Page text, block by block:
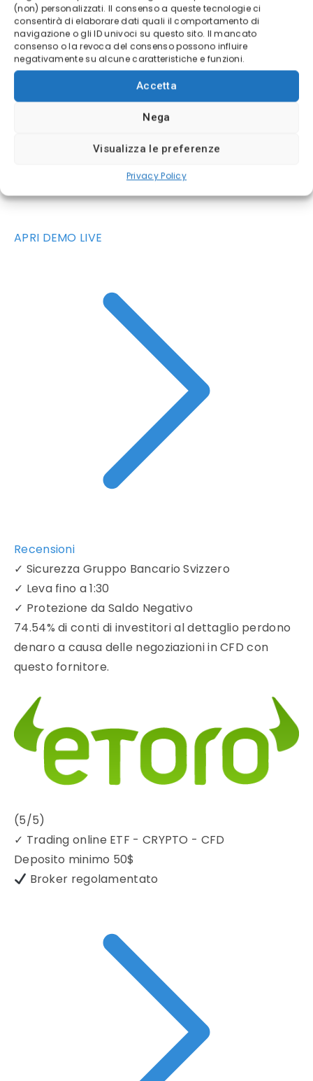
(non) personalizzati. Il consenso a queste tecnologie ci
consentirà di elaborare dati quali il comportamento di
navigazione o gli ID univoci su questo sito. Il mancato
consenso o la revoca del consenso possono influire
negativamente su alcune caratteristiche e funzioni.
Accetta
Nega
Visualizza le preferenze
Privacy Policy
APRI DEMO LIVE
Recensioni
✓ Sicurezza Gruppo Bancario Svizzero
✓ Leva fino a 1:30
✓ Protezione da Saldo Negativo
74.54% di conti di investitori al dettaglio perdono
denaro a causa delle negoziazioni in CFD con
questo fornitore.
(5/5)
✓ Trading online ETF - CRYPTO - CFD
Deposito minimo 50$
Broker regolamentato